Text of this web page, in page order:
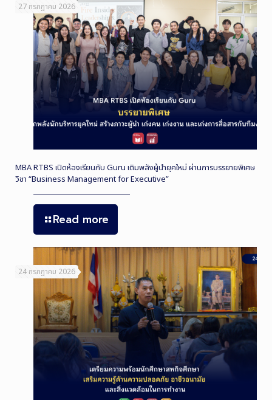
27 กรกฎาคม 2026
MBA RTBS เปิดห้องเรียนกับ Guru เติมพลังผู้นำยุคใหม่ ผ่านการบรรยายพิเศษ
วิชา “Business Management for Executive”
Read more
24 กรกฎาคม 2026